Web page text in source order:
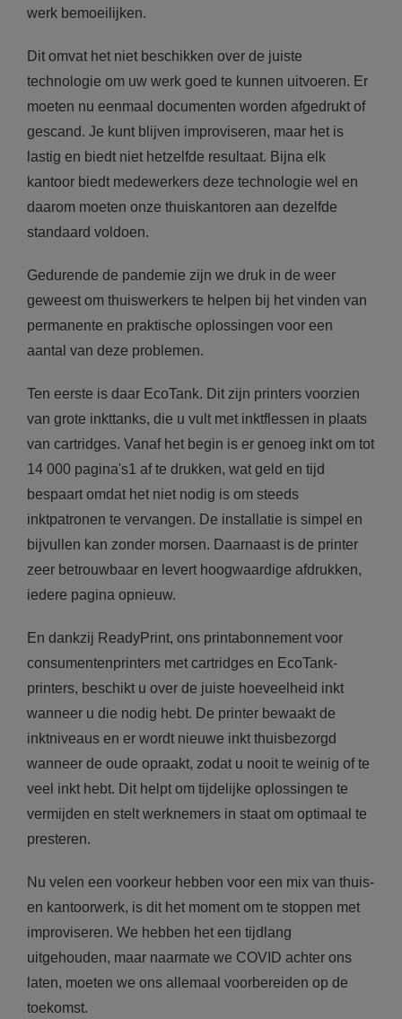
werk bemoeilijken.
Dit omvat het niet beschikken over de juiste
technologie om uw werk goed te kunnen uitvoeren. Er
moeten nu eenmaal documenten worden afgedrukt of
gescand. Je kunt blijven improviseren, maar het is
lastig en biedt niet hetzelfde resultaat. Bijna elk
kantoor biedt medewerkers deze technologie wel en
daarom moeten onze thuiskantoren aan dezelfde
standaard voldoen.
Gedurende de pandemie zijn we druk in de weer
geweest om thuiswerkers te helpen bij het vinden van
permanente en praktische oplossingen voor een
aantal van deze problemen.
Ten eerste is daar EcoTank. Dit zijn printers voorzien
van grote inkttanks, die u vult met inktflessen in plaats
van cartridges. Vanaf het begin is er genoeg inkt om tot
14 000 pagina's1 af te drukken, wat geld en tijd
bespaart omdat het niet nodig is om steeds
inktpatronen te vervangen. De installatie is simpel en
bijvullen kan zonder morsen. Daarnaast is de printer
zeer betrouwbaar en levert hoogwaardige afdrukken,
iedere pagina opnieuw.
En dankzij ReadyPrint, ons printabonnement voor
consumentenprinters met cartridges en EcoTank-
printers, beschikt u over de juiste hoeveelheid inkt
wanneer u die nodig hebt. De printer bewaakt de
inktniveaus en er wordt nieuwe inkt thuisbezorgd
wanneer de oude opraakt, zodat u nooit te weinig of te
veel inkt hebt. Dit helpt om tijdelijke oplossingen te
vermijden en stelt werknemers in staat om optimaal te
presteren.
Nu velen een voorkeur hebben voor een mix van thuis-
en kantoorwerk, is dit het moment om te stoppen met
improviseren. We hebben het een tijdlang
uitgehouden, maar naarmate we COVID achter ons
laten, moeten we ons allemaal voorbereiden op de
toekomst.